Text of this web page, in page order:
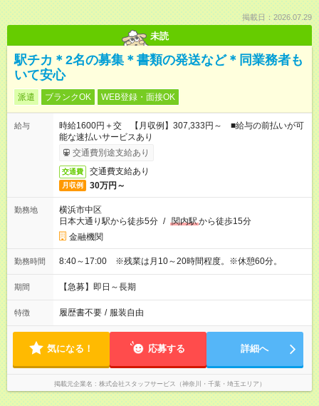
掲載日：2026.07.29
未読
駅チカ＊2名の募集＊書類の発送など＊同業務者も
いて安心
派遣 ブランクOK WEB登録・面接OK
給与
時給1600円＋交 【月収例】307,333円～ ■給与の前払いが可
能な速払いサービスあり
交通費別途支給あり
交通費 交通費支給あり
月収例 30万円～
勤務地
横浜市中区
日本大通り駅から徒歩5分 / 関内駅から徒歩15分
金融機関
勤務時間 8:40～17:00 ※残業は月10～20時間程度。※休憩60分。
期間 【急募】即日～長期
特徴 履歴書不要 / 服装自由
気になる！ 応募する 詳細へ
掲載元企業名 株式会社スタッフサービス（神奈川・千葉・埼玉エリア）